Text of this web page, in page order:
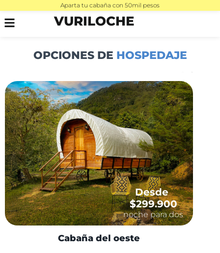
Aparta tu cabaña con 50mil pesos
VURILOCHE
OPCIONES DE HOSPEDAJE
Desde
$299.900
noche para dos
Cabaña del oeste